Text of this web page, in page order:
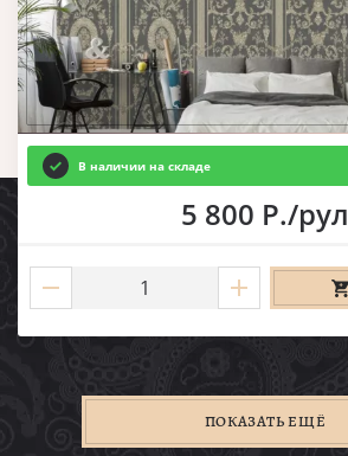
В наличии на складе
5 800 Р./рул
ПОКАЗАТЬ ЕЩЁ